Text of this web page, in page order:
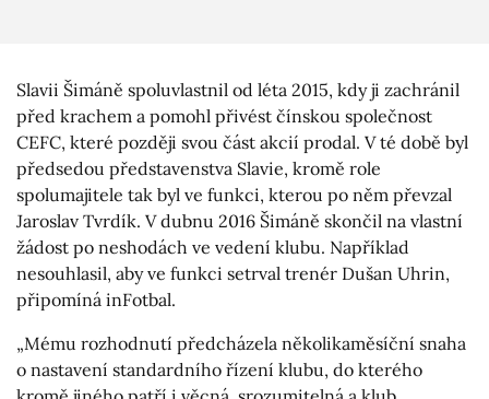
Slavii Šimáně spoluvlastnil od léta 2015, kdy ji zachránil
před krachem a pomohl přivést čínskou společnost
CEFC, které později svou část akcií prodal. V té době byl
předsedou představenstva Slavie, kromě role
spolumajitele tak byl ve funkci, kterou po něm převzal
Jaroslav Tvrdík. V dubnu 2016 Šimáně skončil na vlastní
žádost po neshodách ve vedení klubu. Například
nesouhlasil, aby ve funkci setrval trenér Dušan Uhrin,
připomíná inFotbal.
„Mému rozhodnutí předcházela několikaměsíční snaha
o nastavení standardního řízení klubu, do kterého